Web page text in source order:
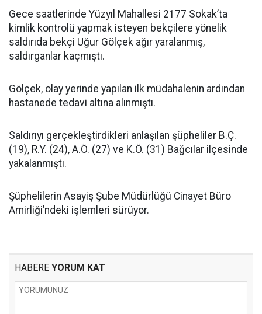
Gece saatlerinde Yüzyıl Mahallesi 2177 Sokak’ta
kimlik kontrolü yapmak isteyen bekçilere yönelik
saldırıda bekçi Uğur Gölçek ağır yaralanmış,
saldırganlar kaçmıştı.
Gölçek, olay yerinde yapılan ilk müdahalenin ardından
hastanede tedavi altına alınmıştı.
Saldırıyı gerçekleştirdikleri anlaşılan şüpheliler B.Ç.
(19), R.Y. (24), A.Ö. (27) ve K.Ö. (31) Bağcılar ilçesinde
yakalanmıştı.
Şüphelilerin Asayiş Şube Müdürlüğü Cinayet Büro
Amirliği’ndeki işlemleri sürüyor.
HABERE YORUM KAT